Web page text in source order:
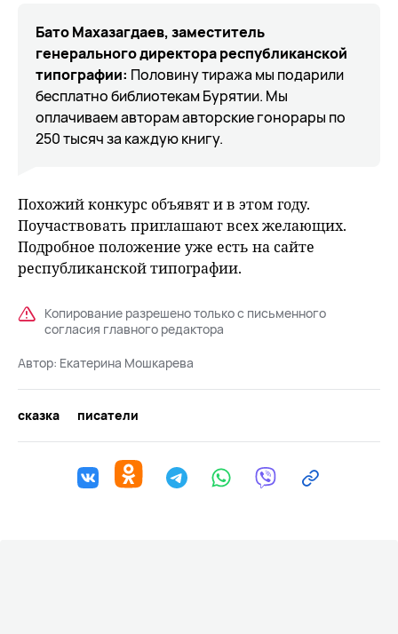
Бато Махазагдаев, заместитель
генерального директора республиканской
типографии: Половину тиража мы подарили
бесплатно библиотекам Бурятии. Мы
оплачиваем авторам авторские гонорары по
250 тысяч за каждую книгу.
Похожий конкурс объявят и в этом году.
Поучаствовать приглашают всех желающих.
Подробное положение уже есть на сайте
республиканской типографии.
Копирование разрешено только с письменного
согласия главного редактора
Автор: Екатерина Мошкарева
сказка писатели